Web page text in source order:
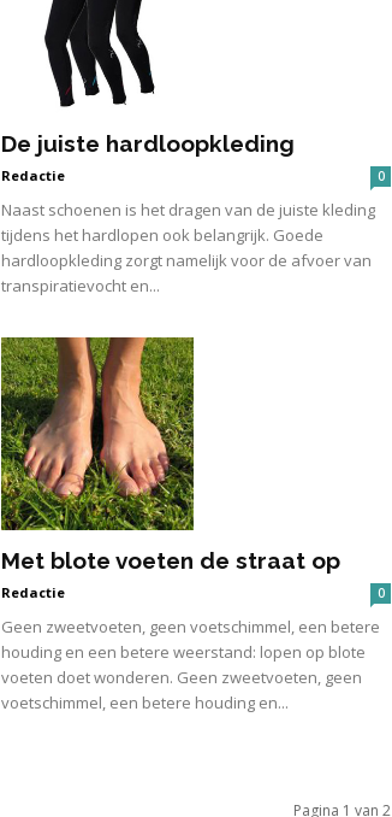
De juiste hardloopkleding
Redactie 0
Naast schoenen is het dragen van de juiste kleding
tijdens het hardlopen ook belangrijk. Goede
hardloopkleding zorgt namelijk voor de afvoer van
transpiratievocht en...
Met blote voeten de straat op
Redactie 0
Geen zweetvoeten, geen voetschimmel, een betere
houding en een betere weerstand: lopen op blote
voeten doet wonderen. Geen zweetvoeten, geen
voetschimmel, een betere houding en...
Pagina 1 van 2